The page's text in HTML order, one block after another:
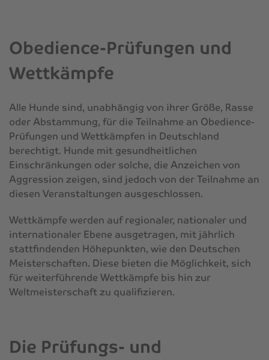
Obedience-Prüfungen und
Wettkämpfe
Alle Hunde sind, unabhängig von ihrer Größe, Rasse
oder Abstammung, für die Teilnahme an Obedience-
Prüfungen und Wettkämpfen in Deutschland
berechtigt. Hunde mit gesundheitlichen
Einschränkungen oder solche, die Anzeichen von
Aggression zeigen, sind jedoch von der Teilnahme an
diesen Veranstaltungen ausgeschlossen.
Wettkämpfe werden auf regionaler, nationaler und
internationaler Ebene ausgetragen, mit jährlich
stattfindenden Höhepunkten, wie den Deutschen
Meisterschaften. Diese bieten die Möglichkeit, sich
für weiterführende Wettkämpfe bis hin zur
Weltmeisterschaft zu qualifizieren.
Die Prüfungs- und